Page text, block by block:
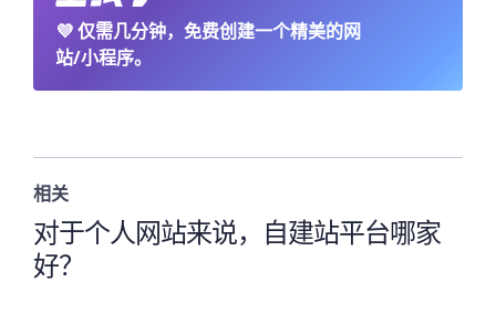
💜仅需几分钟，免费创建一个精美的网
站/小程序。
相关
对于个人网站来说，自建站平台哪家
好？